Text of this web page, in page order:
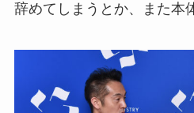
辞めてしまうとか、また本